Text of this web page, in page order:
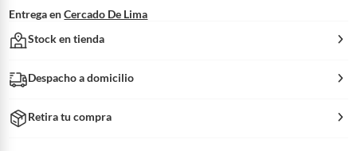
Entrega en Cercado De Lima
Stock en tienda
Despacho a domicilio
Retira tu compra